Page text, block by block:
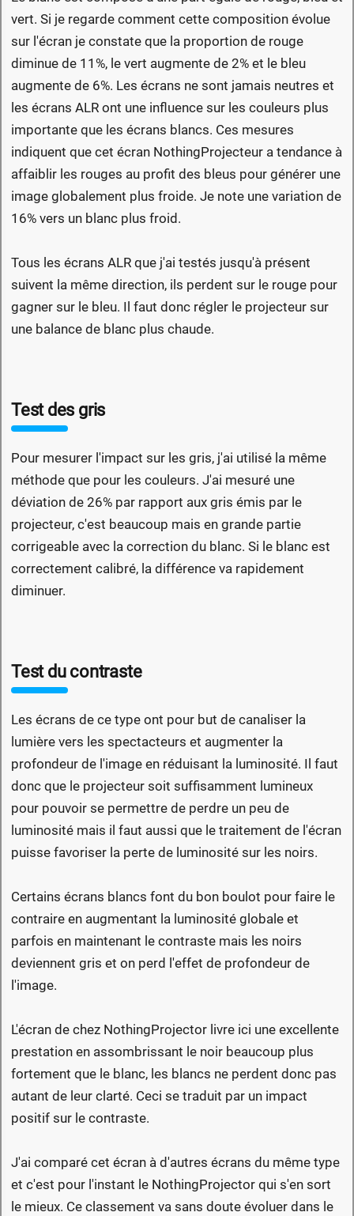
vert. Si je regarde comment cette composition évolue
sur l'écran je constate que la proportion de rouge
diminue de 11%, le vert augmente de 2% et le bleu
augmente de 6%. Les écrans ne sont jamais neutres et
les écrans ALR ont une influence sur les couleurs plus
importante que les écrans blancs. Ces mesures
indiquent que cet écran NothingProjecteur a tendance à
affaiblir les rouges au profit des bleus pour générer une
image globalement plus froide. Je note une variation de
16% vers un blanc plus froid.
Tous les écrans ALR que j'ai testés jusqu'à présent
suivent la même direction, ils perdent sur le rouge pour
gagner sur le bleu. Il faut donc régler le projecteur sur
une balance de blanc plus chaude.
Test des gris
Pour mesurer l'impact sur les gris, j'ai utilisé la même
méthode que pour les couleurs. J'ai mesuré une
déviation de 26% par rapport aux gris émis par le
projecteur, c'est beaucoup mais en grande partie
corrigeable avec la correction du blanc. Si le blanc est
correctement calibré, la différence va rapidement
diminuer.
Test du contraste
Les écrans de ce type ont pour but de canaliser la
lumière vers les spectacteurs et augmenter la
profondeur de l'image en réduisant la luminosité. Il faut
donc que le projecteur soit suffisamment lumineux
pour pouvoir se permettre de perdre un peu de
luminosité mais il faut aussi que le traitement de l'écran
puisse favoriser la perte de luminosité sur les noirs.
Certains écrans blancs font du bon boulot pour faire le
contraire en augmentant la luminosité globale et
parfois en maintenant le contraste mais les noirs
deviennent gris et on perd l'effet de profondeur de
l'image.
L'écran de chez NothingProjector livre ici une excellente
prestation en assombrissant le noir beaucoup plus
fortement que le blanc, les blancs ne perdent donc pas
autant de leur clarté. Ceci se traduit par un impact
positif sur le contraste.
J'ai comparé cet écran à d'autres écrans du même type
et c'est pour l'instant le NothingProjector qui s'en sort
le mieux. Ce classement va sans doute évoluer dans le